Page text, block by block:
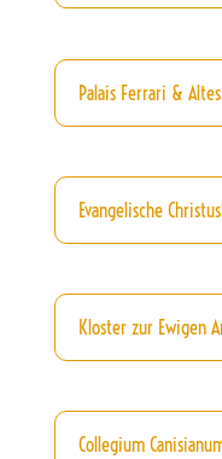
Palais Ferrari &
Evangelische
Kloster zur Ewigen
Collegium